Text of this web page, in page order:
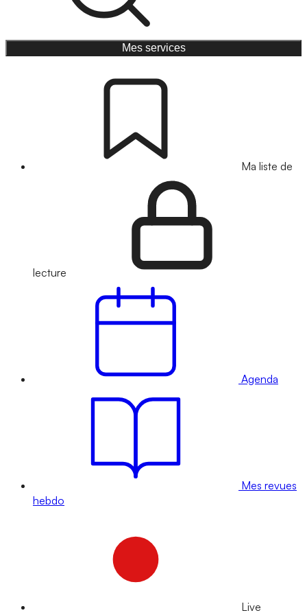
Mes services
Ma liste de
lecture
Agenda
Mes revues
hebdo
Live